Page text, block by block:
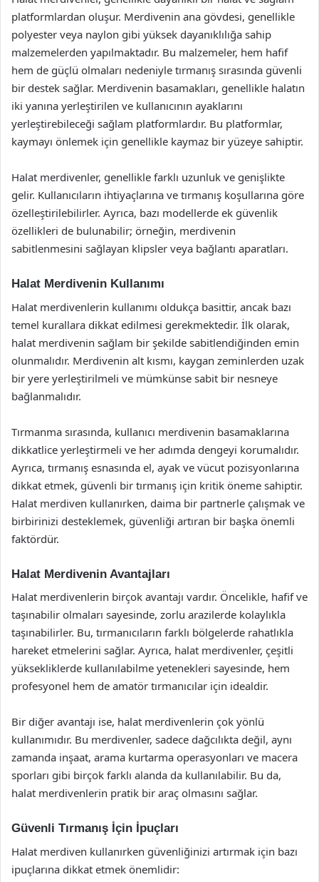
platformlardan oluşur. Merdivenin ana gövdesi, genellikle
polyester veya naylon gibi yüksek dayanıklılığa sahip
malzemelerden yapılmaktadır. Bu malzemeler, hem hafif
hem de güçlü olmaları nedeniyle tırmanış sırasında güvenli
bir destek sağlar. Merdivenin basamakları, genellikle halatın
iki yanına yerleştirilen ve kullanıcının ayaklarını
yerleştirebileceği sağlam platformlardır. Bu platformlar,
kaymayı önlemek için genellikle kaymaz bir yüzeye sahiptir.
Halat merdivenler, genellikle farklı uzunluk ve genişlikte
gelir. Kullanıcıların ihtiyaçlarına ve tırmanış koşullarına göre
özelleştirilebilirler. Ayrıca, bazı modellerde ek güvenlik
özellikleri de bulunabilir; örneğin, merdivenin
sabitlenmesini sağlayan klipsler veya bağlantı aparatları.
Halat Merdivenin Kullanımı
Halat merdivenlerin kullanımı oldukça basittir, ancak bazı
temel kurallara dikkat edilmesi gerekmektedir. İlk olarak,
halat merdivenin sağlam bir şekilde sabitlendiğinden emin
olunmalıdır. Merdivenin alt kısmı, kaygan zeminlerden uzak
bir yere yerleştirilmeli ve mümkünse sabit bir nesneye
bağlanmalıdır.
Tırmanma sırasında, kullanıcı merdivenin basamaklarına
dikkatlice yerleştirmeli ve her adımda dengeyi korumalıdır.
Ayrıca, tırmanış esnasında el, ayak ve vücut pozisyonlarına
dikkat etmek, güvenli bir tırmanış için kritik öneme sahiptir.
Halat merdiven kullanırken, daima bir partnerle çalışmak ve
birbirinizi desteklemek, güvenliği artıran bir başka önemli
faktördür.
Halat Merdivenin Avantajları
Halat merdivenlerin birçok avantajı vardır. Öncelikle, hafif ve
taşınabilir olmaları sayesinde, zorlu arazilerde kolaylıkla
taşınabilirler. Bu, tırmanıcıların farklı bölgelerde rahatlıkla
hareket etmelerini sağlar. Ayrıca, halat merdivenler, çeşitli
yüksekliklerde kullanılabilme yetenekleri sayesinde, hem
profesyonel hem de amatör tırmanıcılar için idealdir.
Bir diğer avantajı ise, halat merdivenlerin çok yönlü
kullanımıdır. Bu merdivenler, sadece dağcılıkta değil, aynı
zamanda inşaat, arama kurtarma operasyonları ve macera
sporları gibi birçok farklı alanda da kullanılabilir. Bu da,
halat merdivenlerin pratik bir araç olmasını sağlar.
Güvenli Tırmanış İçin İpuçları
Halat merdiven kullanırken güvenliğinizi artırmak için bazı
ipuçlarına dikkat etmek önemlidir: